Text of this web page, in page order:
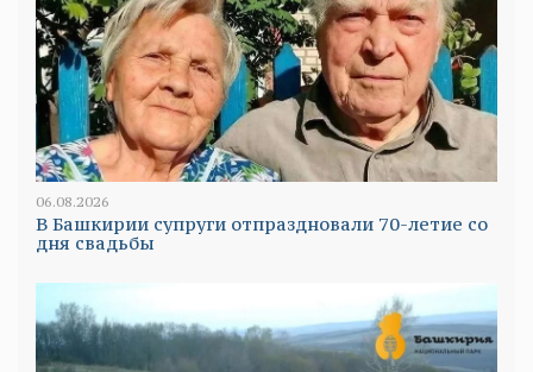
06.08.2026
В Башкирии супруги отпраздновали 70-летие со
дня свадьбы